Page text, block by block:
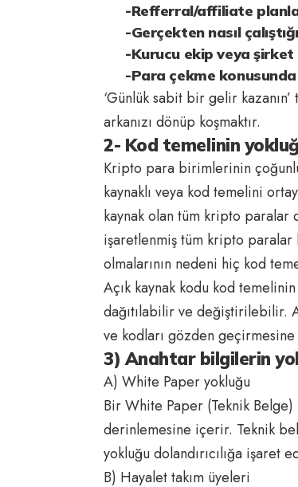
-Refferral/affiliate
-Gerçekten nasıl
-Kurucu ekip veya şirket
-Para çekme
‘Günlük sabit bir gelir
arkanızı dönüp koşmaktır.
2- Kod temelinin
Kripto para birimlerinin
kaynaklı veya kod temelini
kaynak olan tüm kripto paralar
işaretlenmiş tüm kripto paralar
olmalarının nedeni hiç kod
Açık kaynak kodu kod
dağıtılabilir ve değiştirilebilir.
ve kodları gözden
3) Anahtar bilgilerin
A) White Paper yokluğu
Bir White Paper (Teknik
derinlemesine içerir. Teknik
yokluğu dolandırıcılığa işaret
B) Hayalet takım üyeleri